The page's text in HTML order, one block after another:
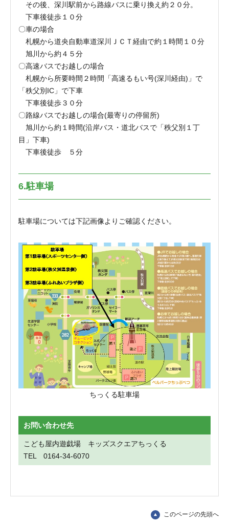
その後、深川駅前から路線バスに乗り換え約２０分。
下車後徒歩１０分
〇車の場合
札幌から道央自動車道深川ＪＣＴ経由で約１時間１０分
旭川から約４５分
〇高速バスでお越しの場合
札幌から所要時間２時間「高速るもい号(深川経由)」で
「秩父別IC」で下車
下車後徒歩３０分
〇路線バスでお越しの場合(最寄りの停留所)
旭川から約１時間(沿岸バス・道北バスで「秩父別１丁
目」下車)
下車後徒歩 ５分
6.駐車場
駐車場については下記画像よりご確認ください。
ちっくる駐車場
お問い合わせ先
こども屋内遊戯場 キッズスクエアちっくる
TEL 0164-34-6070
このページの先頭へ